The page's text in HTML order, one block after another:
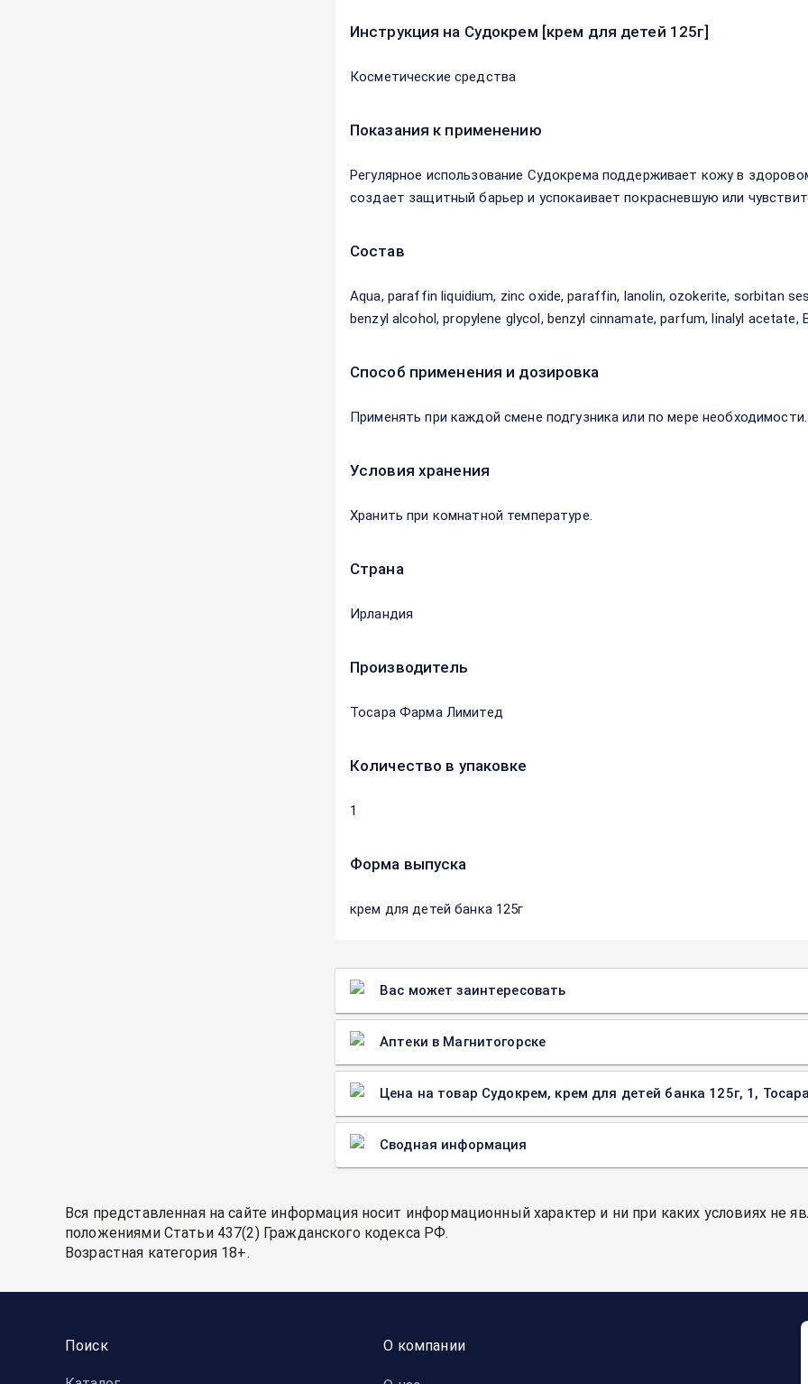
Инструкция на Судокрем [крем для детей 125г]
Косметические средства
Показания к применению
Регулярное использование Судокрема поддерживает кожу в
создает защитный барьер и успокаивает покрасневшую или
Состав
Aqua, paraffin liquidium, zinc oxide, paraffin, lanolin, ozokerite, sorbitan
benzyl alcohol, propylene glycol, benzyl cinnamate, parfum, linalyl acetate,
Способ применения и дозировка
Применять при каждой смене подгузника или по мере
Условия хранения
Хранить при комнатной температуре.
Страна
Ирландия
Производитель
Тосара Фарма Лимитед
Количество в упаковке
1
Форма выпуска
крем для детей банка 125г
Вас может заинтересовать
Аптеки в Магнитогорске
Цена на товар Судокрем, крем для детей банка 125г, 1,
Сводная информация
Вся представленная на сайте информация носит информационный характер и ни при каких условиях не
положениями Статьи 437(2) Гражданского кодекса РФ.
Возрастная категория 18+.
Поиск О компании